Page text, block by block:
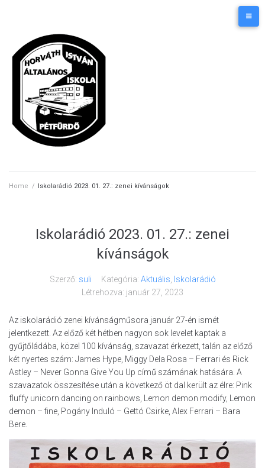
Home / Iskolarádió 2023. 01. 27.: zenei kívánságok
Iskolarádió 2023. 01. 27.: zenei
kívánságok
Szerző: suli Kategória: Aktuális
Iskolarádió
Létrehozva: január 27, 2023
Az iskolarádió zenei kívánságműsora január 27-én ismét
jelentkezett. Az előző két hétben nagyon sok levelet kaptak a
gyűjtőládába, közel 100 kívánság, szavazat érkezett, talán az előző
két nyertes szám: James Hype, Miggy Dela Rosa – Ferrari és Rick
Astley – Never Gonna Give You Up című számának hatására. A
szavazatok összesítése után a következő öt dal került az élre: Pink
fluffy unicorn dancing on rainbows, Lemon demon modify, Lemon
demon – fine, Pogány Induló – Gettó Csirke, Alex Ferrari – Bara
Bere.